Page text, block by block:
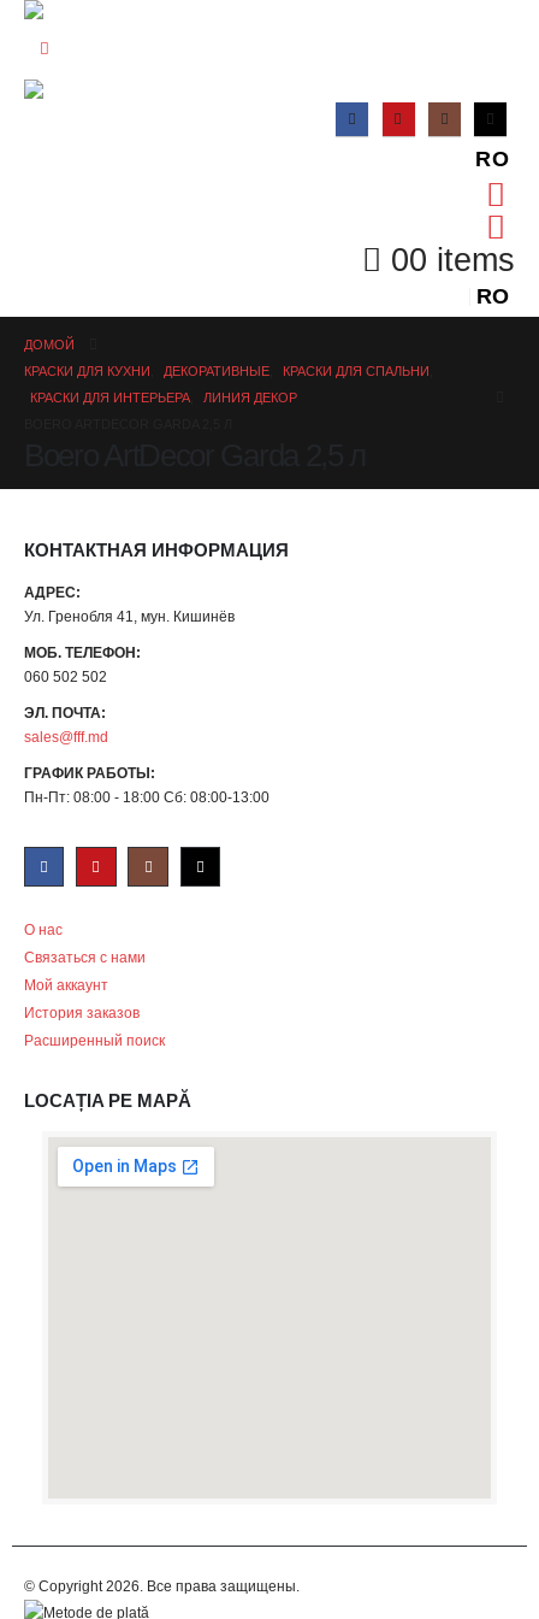
RO
00 items
RO
ДОМОЙ
КРАСКИ ДЛЯ КУХНИ
ДЕКОРАТИВНЫЕ КРАСКИ ДЛЯ СПАЛЬНИ
КРАСКИ ДЛЯ ИНТЕРЬЕРА
ЛИНИЯ ДЕКОР
КОНТАКТНАЯ ИНФОРМАЦИЯ
АДРЕС:
Ул. Гренобля 41, мун. Кишинёв
МОБ. ТЕЛЕФОН:
060 502 502
ЭЛ. ПОЧТА:
sales@fff.md
ГРАФИК РАБОТЫ:
Пн-Пт: 08:00 - 18:00 Сб: 08:00-13:00
О нас
Связаться с нами
Мой аккаунт
История заказов
Расширенный поиск
LOCAȚIA PE MAPĂ
© Copyright 2026. Все права защищены.